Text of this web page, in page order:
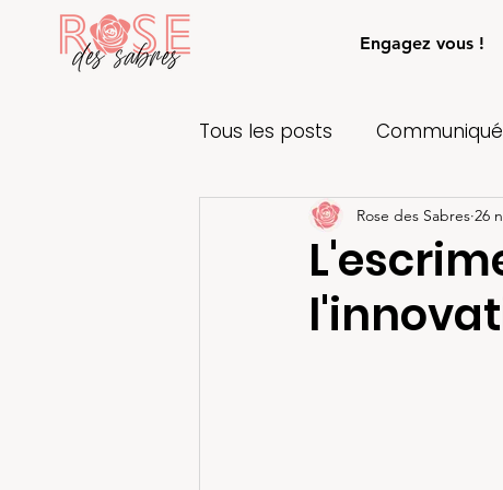
Engagez vous !
Tous les posts
Rose des Sabres 26